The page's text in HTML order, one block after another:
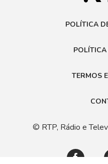
POLÍTICA
TERMOS
© RTP, Rádio e